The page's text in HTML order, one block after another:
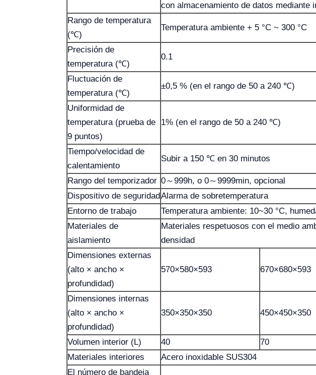
con almacenamiento de datos mediante
Rango de temperatura
(℃)
Temperatura ambiente + 5 °C ~ 300 °C
Precisión de
temperatura (℃)
0.1
Fluctuación de
temperatura (℃)
±0,5 % (en el rango de 50 a 240 ℃)
Uniformidad de
temperatura (prueba de
9 puntos)
1% (en el rango de 50 a 240 ℃)
Tiempo/velocidad de
calentamiento
Subir a 150 ℃ en 30 minutos
Rango del temporizador 0～999h, o 0～9999min, opcional
Dispositivo de seguridadAlarma de sobretemperatura
Entorno de trabajo
Temperatura ambiente: 10~30 °C,
Materiales de
aislamiento
Materiales respetuosos con el medio
densidad
Dimensiones externas
(alto × ancho ×
profundidad)
570×580×593 670×680×593
Dimensiones internas
(alto × ancho ×
profundidad)
350×350×350 450×450×350
Volumen interior (L) 40
70
Materiales interiores
Acero inoxidable SUS304
El número de bandeja